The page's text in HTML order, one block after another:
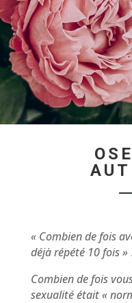
« Combien de fois
déjà répété 10 fois »
Combien de fois
sexualité était «